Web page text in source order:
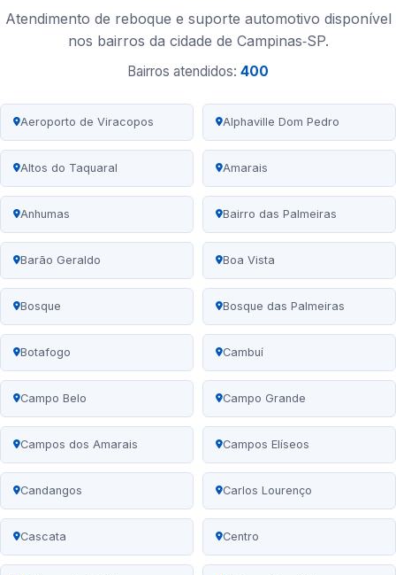
Atendimento de reboque e suporte automotivo disponível
nos bairros da cidade de Campinas‑SP.
Bairros atendidos: 400
Aeroporto de Viracopos Alphaville Dom Pedro
Altos do Taquaral Amarais
Anhumas Bairro das Palmeiras
Barão Geraldo Boa Vista
Bosque Bosque das Palmeiras
Botafogo Cambuí
Campo Belo Campo Grande
Campos dos Amarais Campos Elíseos
Candangos Carlos Lourenço
Cascata Centro